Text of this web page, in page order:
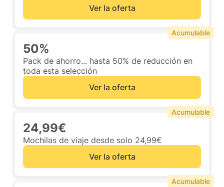
Ver la oferta
50%
Pack de ahorro... hasta 50% de reducción en
toda esta selección
Ver la oferta
Acumulable
24,99€
Mochilas de viaje desde solo 24,99€
Ver la oferta
Acumulable
Acumulable